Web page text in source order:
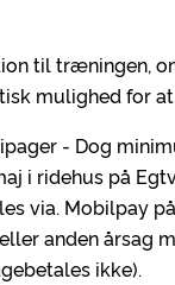
til træningen,
mulighed for
- Dog
i ridehus på
via. Mobilpay
anden årsag
ikke).